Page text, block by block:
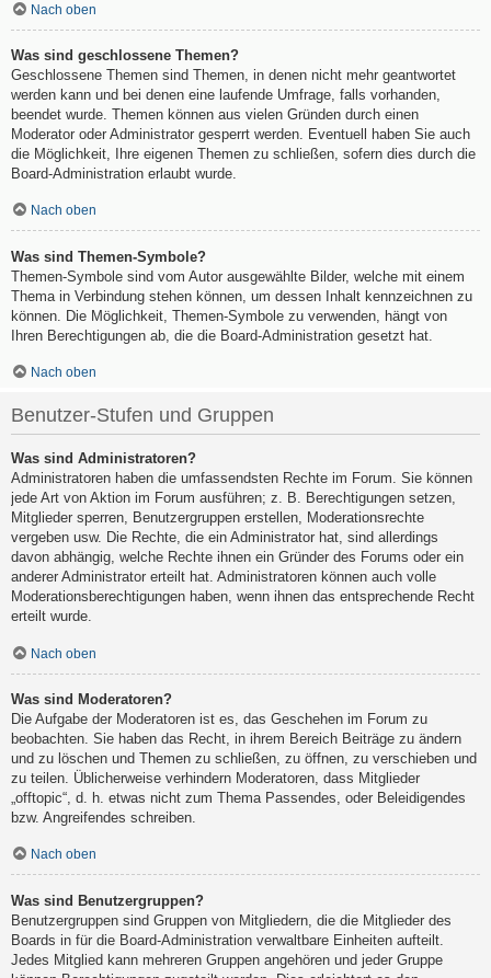
Nach oben
Was sind geschlossene Themen?
Geschlossene Themen sind Themen, in denen nicht mehr geantwortet
werden kann und bei denen eine laufende Umfrage, falls vorhanden,
beendet wurde. Themen können aus vielen Gründen durch einen
Moderator oder Administrator gesperrt werden. Eventuell haben Sie auch
die Möglichkeit, Ihre eigenen Themen zu schließen, sofern dies durch die
Board-Administration erlaubt wurde.
Nach oben
Was sind Themen-Symbole?
Themen-Symbole sind vom Autor ausgewählte Bilder, welche mit einem
Thema in Verbindung stehen können, um dessen Inhalt kennzeichnen zu
können. Die Möglichkeit, Themen-Symbole zu verwenden, hängt von
Ihren Berechtigungen ab, die die Board-Administration gesetzt hat.
Nach oben
Benutzer-Stufen und Gruppen
Was sind Administratoren?
Administratoren haben die umfassendsten Rechte im Forum. Sie können
jede Art von Aktion im Forum ausführen; z. B. Berechtigungen setzen,
Mitglieder sperren, Benutzergruppen erstellen, Moderationsrechte
vergeben usw. Die Rechte, die ein Administrator hat, sind allerdings
davon abhängig, welche Rechte ihnen ein Gründer des Forums oder ein
anderer Administrator erteilt hat. Administratoren können auch volle
Moderationsberechtigungen haben, wenn ihnen das entsprechende Recht
erteilt wurde.
Nach oben
Was sind Moderatoren?
Die Aufgabe der Moderatoren ist es, das Geschehen im Forum zu
beobachten. Sie haben das Recht, in ihrem Bereich Beiträge zu ändern
und zu löschen und Themen zu schließen, zu öffnen, zu verschieben und
zu teilen. Üblicherweise verhindern Moderatoren, dass Mitglieder
„offtopic“, d. h. etwas nicht zum Thema Passendes, oder Beleidigendes
bzw. Angreifendes schreiben.
Nach oben
Was sind Benutzergruppen?
Benutzergruppen sind Gruppen von Mitgliedern, die die Mitglieder des
Boards in für die Board-Administration verwaltbare Einheiten aufteilt.
Jedes Mitglied kann mehreren Gruppen angehören und jeder Gruppe